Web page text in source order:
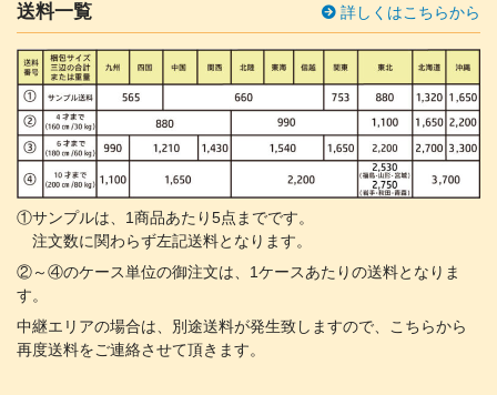
送料一覧 詳しくはこちらから
①サンプルは、1商品あたり5点までです。
注文数に関わらず左記送料となります。
②～④のケース単位の御注文は、1ケースあたりの送料となりま
す。
中継エリアの場合は、別途送料が発生致しますので、こちらから
再度送料をご連絡させて頂きます。